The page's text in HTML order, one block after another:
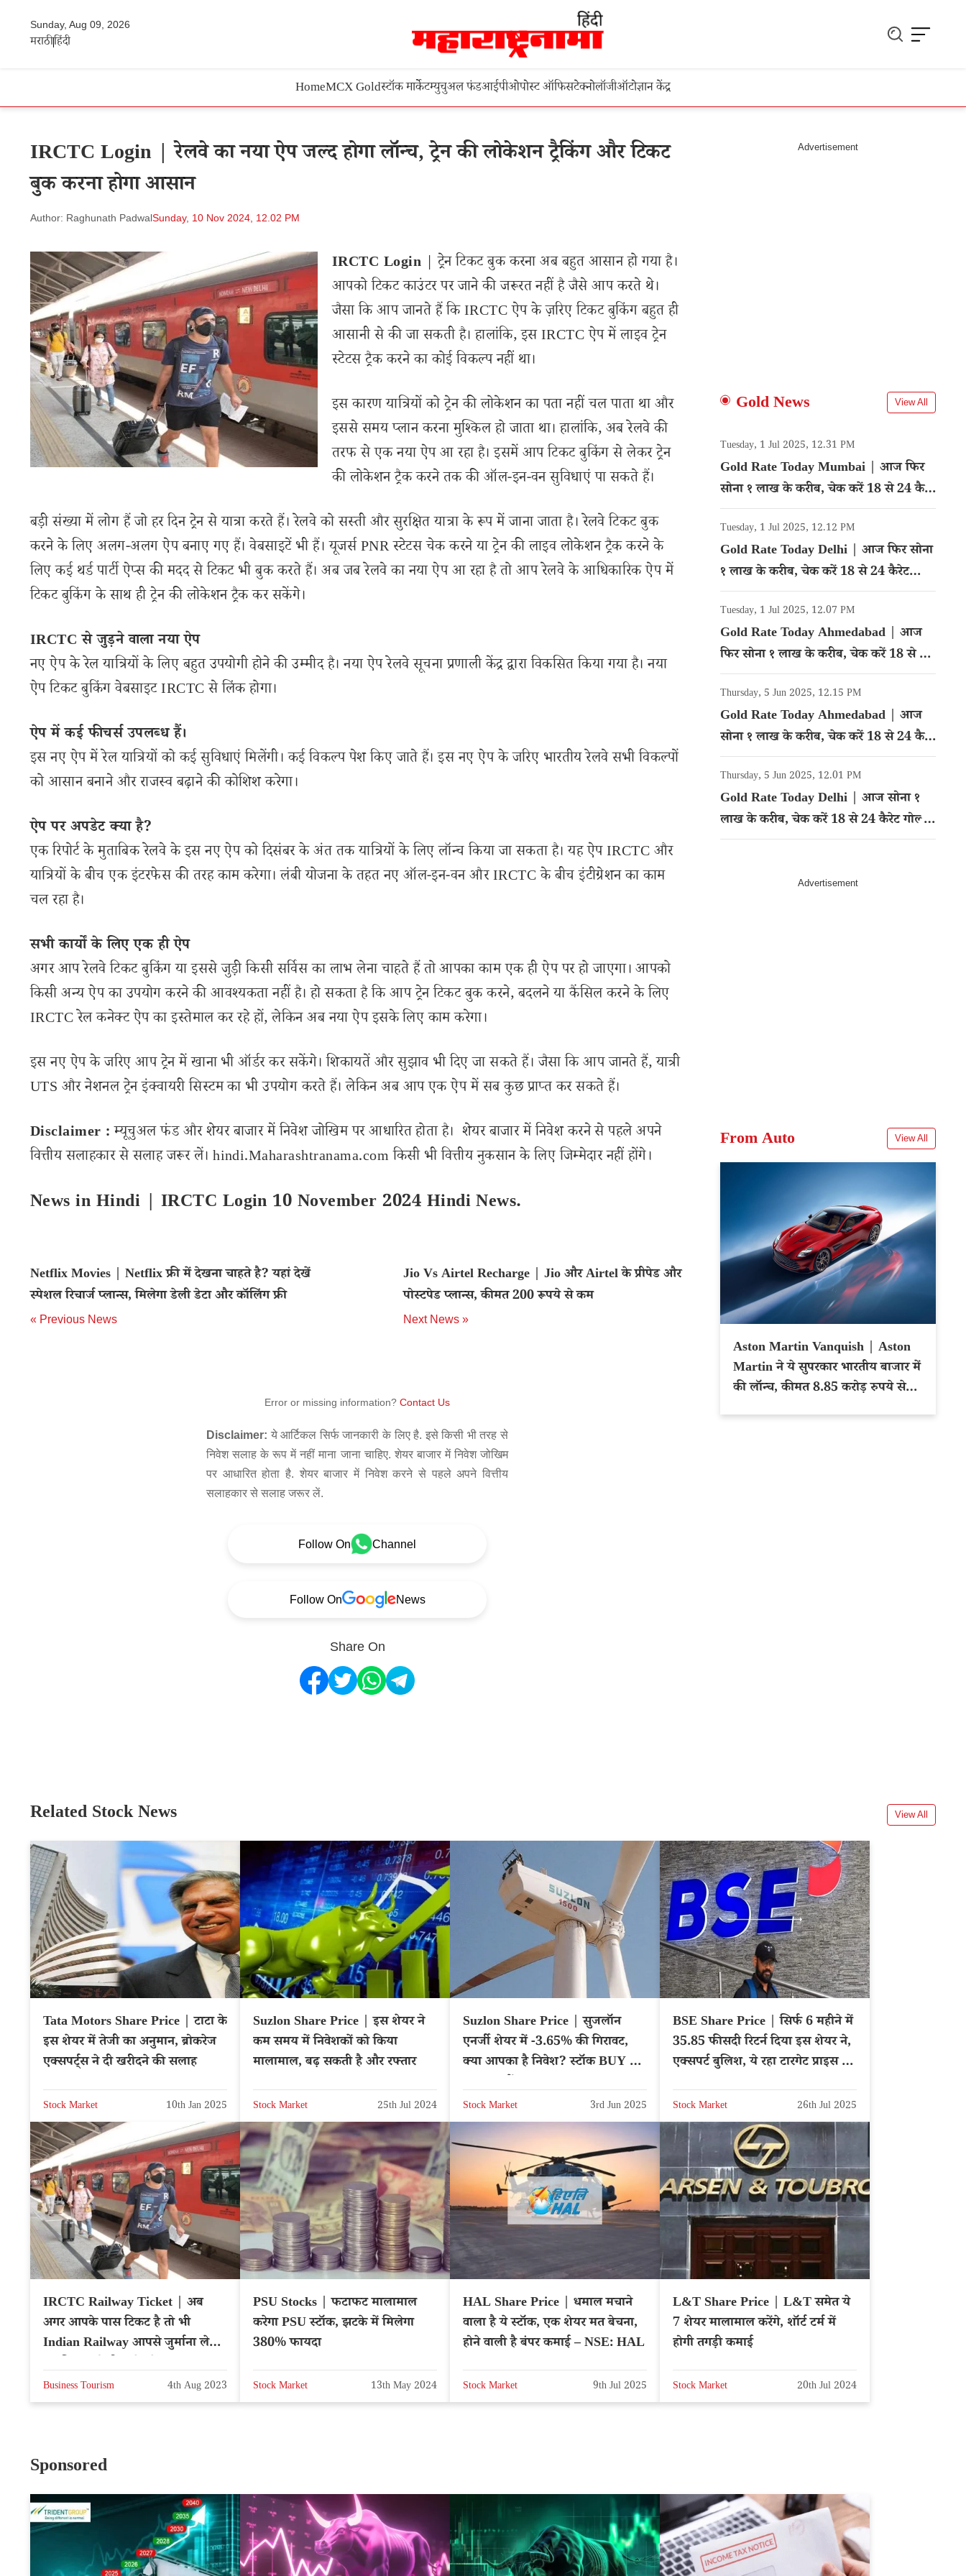
Sunday, Aug 09, 2026
मराठीहिंदी
HomeMCX Goldस्टॉक मार्केटम्युचुअल फंडआईपीओपोस्ट ऑफिसटेक्नोलॉजीऑटोज्ञान केंद्र
IRCTC Login | रेलवे का नया ऐप जल्द होगा लॉन्च, ट्रेन की लोकेशन ट्रैकिंग और टिकट
बुक करना होगा आसान
Author: Raghunath PadwalSunday, 10 Nov 2024, 12.02 PM
IRCTC Login | ट्रेन टिकट बुक करना अब बहुत आसान हो गया है।
आपको टिकट काउंटर पर जाने की जरूरत नहीं है जैसे आप करते थे।
जैसा कि आप जानते हैं कि IRCTC ऐप के ज़रिए टिकट बुकिंग बहुत ही
आसानी से की जा सकती है। हालांकि, इस IRCTC ऐप में लाइव ट्रेन
स्टेटस ट्रैक करने का कोई विकल्प नहीं था।
इस कारण यात्रियों को ट्रेन की लोकेशन का पता नहीं चल पाता था और
इससे समय प्लान करना मुश्किल हो जाता था। हालांकि, अब रेलवे की
तरफ से एक नया ऐप आ रहा है। इसमें आप टिकट बुकिंग से लेकर ट्रेन
की लोकेशन ट्रैक करने तक की ऑल-इन-वन सुविधाएं पा सकते हैं।
बड़ी संख्या में लोग हैं जो हर दिन ट्रेन से यात्रा करते हैं। रेलवे को सस्ती और सुरक्षित यात्रा के रूप में जाना जाता है। रेलवे टिकट बुक
करने के लिए अलग-अलग ऐप बनाए गए हैं। वेबसाइटें भी हैं। यूजर्स PNR स्टेटस चेक करने या ट्रेन की लाइव लोकेशन ट्रैक करने के
लिए कई थर्ड पार्टी ऐप्स की मदद से टिकट भी बुक करते हैं। अब जब रेलवे का नया ऐप आ रहा है तो आप रेलवे के आधिकारिक ऐप में
टिकट बुकिंग के साथ ही ट्रेन की लोकेशन ट्रैक कर सकेंगे।
IRCTC से जुड़ने वाला नया ऐप
नए ऐप के रेल यात्रियों के लिए बहुत उपयोगी होने की उम्मीद है। नया ऐप रेलवे सूचना प्रणाली केंद्र द्वारा विकसित किया गया है। नया
ऐप टिकट बुकिंग वेबसाइट IRCTC से लिंक होगा।
ऐप में कई फीचर्स उपलब्ध हैं।
इस नए ऐप में रेल यात्रियों को कई सुविधाएं मिलेंगी। कई विकल्प पेश किए जाते हैं। इस नए ऐप के जरिए भारतीय रेलवे सभी विकल्पों
को आसान बनाने और राजस्व बढ़ाने की कोशिश करेगा।
ऐप पर अपडेट क्या है?
एक रिपोर्ट के मुताबिक रेलवे के इस नए ऐप को दिसंबर के अंत तक यात्रियों के लिए लॉन्च किया जा सकता है। यह ऐप IRCTC और
यात्रियों के बीच एक इंटरफेस की तरह काम करेगा। लंबी योजना के तहत नए ऑल-इन-वन और IRCTC के बीच इंटीग्रेशन का काम
चल रहा है।
सभी कार्यों के लिए एक ही ऐप
अगर आप रेलवे टिकट बुकिंग या इससे जुड़ी किसी सर्विस का लाभ लेना चाहते हैं तो आपका काम एक ही ऐप पर हो जाएगा। आपको
किसी अन्य ऐप का उपयोग करने की आवश्यकता नहीं है। हो सकता है कि आप ट्रेन टिकट बुक करने, बदलने या कैंसिल करने के लिए
IRCTC रेल कनेक्ट ऐप का इस्तेमाल कर रहे हों, लेकिन अब नया ऐप इसके लिए काम करेगा।
इस नए ऐप के जरिए आप ट्रेन में खाना भी ऑर्डर कर सकेंगे। शिकायतें और सुझाव भी दिए जा सकते हैं। जैसा कि आप जानते हैं, यात्री
UTS और नेशनल ट्रेन इंक्वायरी सिस्टम का भी उपयोग करते हैं। लेकिन अब आप एक ऐप में सब कुछ प्राप्त कर सकते हैं।
Disclaimer :म्यूचुअल फंड और शेयर बाजार में निवेश जोखिम पर आधारित होता है। शेयर बाजार में निवेश करने से पहले अपने
वित्तीय सलाहकार से सलाह जरूर लें। hindi.Maharashtranama.com किसी भी वित्तीय नुकसान के लिए जिम्मेदार नहीं होंगे।
News in Hindi | IRCTC Login 10 November 2024 Hindi News.
Netflix Movies | Netflix फ्री में देखना चाहते है? यहां देखें
स्पेशल रिचार्ज प्लान्स, मिलेगा डेली डेटा और कॉलिंग फ्री
« Previous News
Jio Vs Airtel Recharge | Jio और Airtel के प्रीपेड और
पोस्टपेड प्लान्स, कीमत 200 रूपये से कम
Next News »
Error or missing information? Contact Us
Disclaimer: ये आर्टिकल सिर्फ जानकारी के लिए है. इसे किसी भी तरह से
निवेश सलाह के रूप में नहीं माना जाना चाहिए. शेयर बाजार में निवेश जोखिम
पर आधारित होता है. शेयर बाजार में निवेश करने से पहले अपने वित्तीय
सलाहकार से सलाह जरूर लें.
Follow On Channel
Follow On News
Share On
Gold News View All
Tuesday, 1 Jul 2025, 12.31 PM
Gold Rate Today Mumbai | आज फिर
सोना १ लाख के करीब, चेक करें 18 से 24 कैरेट
गोल्ड का रेट
Tuesday, 1 Jul 2025, 12.12 PM
Gold Rate Today Delhi | आज फिर सोना
१ लाख के करीब, चेक करें 18 से 24 कैरेट
गोल्ड का रेट
Tuesday, 1 Jul 2025, 12.07 PM
Gold Rate Today Ahmedabad | आज
फिर सोना १ लाख के करीब, चेक करें 18 से 24
कैरेट गोल्ड का रेट
Thursday, 5 Jun 2025, 12.15 PM
Gold Rate Today Ahmedabad | आज
सोना १ लाख के करीब, चेक करें 18 से 24 कैरेट
गोल्ड का रेट
Thursday, 5 Jun 2025, 12.01 PM
Gold Rate Today Delhi | आज सोना १
लाख के करीब, चेक करें 18 से 24 कैरेट गोल्ड
का रेट
From Auto View All
Aston Martin Vanquish | Aston
Martin ने ये सुपरकार भारतीय बाजार में
की लॉन्च, कीमत 8.85 करोड़ रुपये से
Related Stock News View All
Tata Motors Share Price | टाटा के
इस शेयर में तेजी का अनुमान, ब्रोकरेज
एक्सपर्ट्स ने दी खरीदने की सलाह
Stock Market 10th Jan 2025
Suzlon Share Price | इस शेयर ने
कम समय में निवेशकों को किया
मालामाल, बढ़ सकती है और रफ्तार
Stock Market 25th Jul 2024
Suzlon Share Price | सुजलॉन
एनर्जी शेयर में -3.65% की गिरावट,
क्या आपका है निवेश? स्टॉक BUY या
Stock Market 3rd Jun 2025
BSE Share Price | सिर्फ 6 महीने में
35.85 फीसदी रिटर्न दिया इस शेयर ने,
एक्सपर्ट बुलिश, ये रहा टारगेट प्राइस –
Stock Market 26th Jul 2025
IRCTC Railway Ticket | अब
अगर आपके पास टिकट है तो भी
Indian Railway आपसे जुर्माना लेगा,
Business Tourism 4th Aug 2023
PSU Stocks | फटाफट मालामाल
करेगा PSU स्टॉक, झटके में मिलेगा
380% फायदा
Stock Market 13th May 2024
HAL Share Price | धमाल मचाने
वाला है ये स्टॉक, एक शेयर मत बेचना,
होने वाली है बंपर कमाई – NSE: HAL
Stock Market 9th Jul 2025
L&T Share Price | L&T समेत ये
7 शेयर मालामाल करेंगे, शॉर्ट टर्म में
होगी तगड़ी कमाई
Stock Market 20th Jul 2024
Sponsored